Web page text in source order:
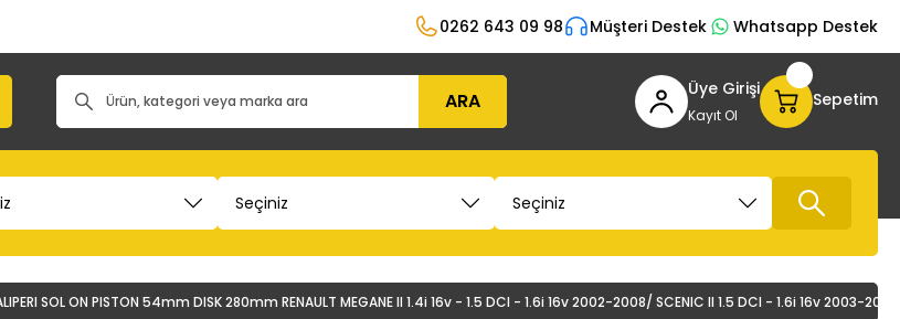
0262 643 09 98 Müşteri Destek Whatsapp Destek
ARA Üye Girişi
Kayıt Ol
Sepetim
SOL ON PISTON 54mm DISK 280mm RENAULT MEGANE II 1.4i 16v - 1.5 DCI - 1.6i 16v 2002-2008/ SCENIC II 1.5 DCI - 1.6i 16v 2003-